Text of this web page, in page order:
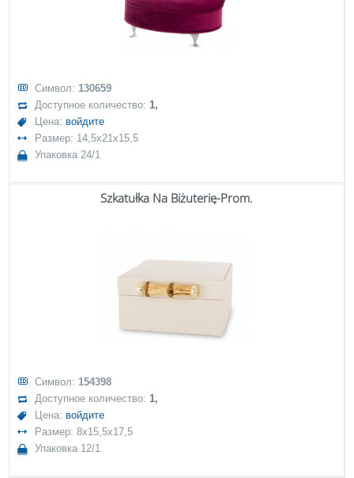
Символ: 130659
Доступное количество:1,
Цена: войдите
Размер: 14,5x21x15,5
Упаковка 24/1
Szkatułka Na Biżuterię-Prom.
Символ: 154398
Доступное количество:1,
Цена: войдите
Размер: 8x15,5x17,5
Упаковка 12/1